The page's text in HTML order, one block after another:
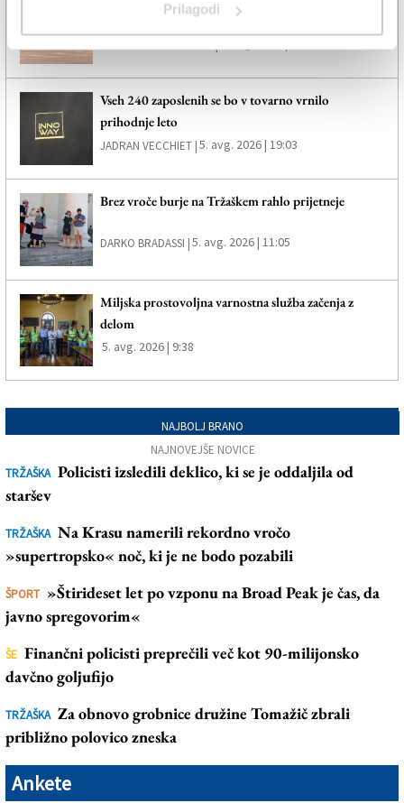
Prilagodi
Vseh 240 zaposlenih se bo v tovarno vrnilo
prihodnje leto
JADRAN VECCHIET |5. avg. 2026 | 19:03
Brez vroče burje na Tržaškem rahlo prijetneje
DARKO BRADASSI |5. avg. 2026 | 11:05
Miljska prostovoljna varnostna služba začenja z
delom
5. avg. 2026 | 9:38
NAJBOLJ BRANO
NAJNOVEJŠE NOVICE
TRŽAŠKA Policisti izsledili deklico, ki se je oddaljila od
staršev
TRŽAŠKA Na Krasu namerili rekordno vročo
»supertropsko« noč, ki je ne bodo pozabili
ŠPORT »Štirideset let po vzponu na Broad Peak je čas, da
javno spregovorim«
ŠE Finančni policisti preprečili več kot 90-milijonsko
davčno goljufijo
TRŽAŠKA Za obnovo grobnice družine Tomažič zbrali
približno polovico zneska
Ankete